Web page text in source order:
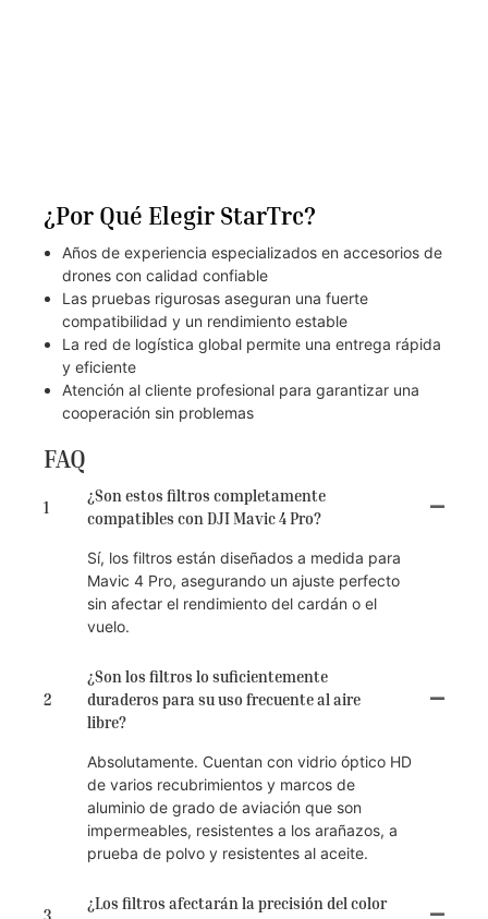
¿Por Qué Elegir StarTrc?
Años de experiencia especializados en accesorios de
drones con calidad confiable
Las pruebas rigurosas aseguran una fuerte
compatibilidad y un rendimiento estable
La red de logística global permite una entrega rápida
y eficiente
Atención al cliente profesional para garantizar una
cooperación sin problemas
FAQ
1
¿Son estos filtros completamente
compatibles con DJI Mavic 4 Pro?
Sí, los filtros están diseñados a medida para
Mavic 4 Pro, asegurando un ajuste perfecto
sin afectar el rendimiento del cardán o el
vuelo.
2
¿Son los filtros lo suficientemente
duraderos para su uso frecuente al aire
libre?
Absolutamente. Cuentan con vidrio óptico HD
de varios recubrimientos y marcos de
aluminio de grado de aviación que son
impermeables, resistentes a los arañazos, a
prueba de polvo y resistentes al aceite.
3
¿Los filtros afectarán la precisión del color